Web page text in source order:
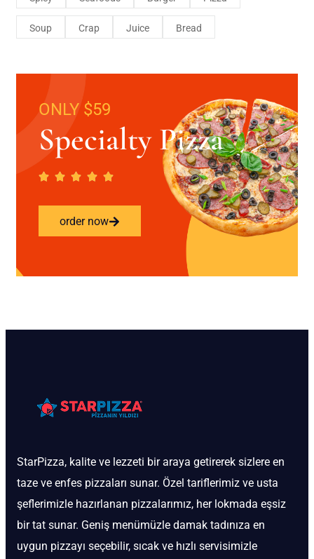
Soup Crap Juice Bread
ONLY $59
Specialty Pizza
order now
StarPizza, kalite ve lezzeti bir araya getirerek sizlere en
taze ve enfes pizzaları sunar. Özel tariflerimiz ve usta
şeflerimizle hazırlanan pizzalarımız, her lokmada eşsiz
bir tat sunar. Geniş menümüzle damak tadınıza en
uygun pizzayı seçebilir, sıcak ve hızlı servisimizle